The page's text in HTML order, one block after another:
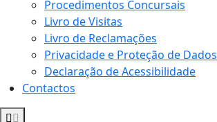
Procedimentos Concursais
Livro de Visitas
Livro de Reclamações
Privacidade e Proteção de Dados
Declaração de Acessibilidade
Contactos